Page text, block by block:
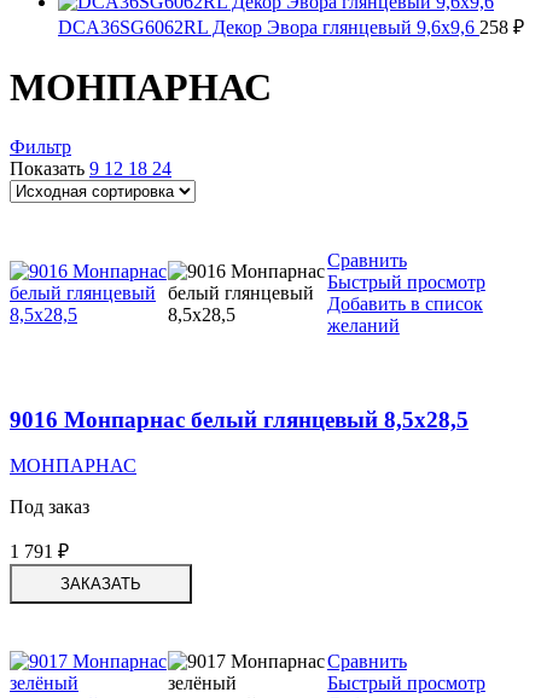
DCA36SG6062RL Декор Эвора глянцевый 9,6х9,6 258 ₽
МОНПАРНАС
Фильтр
Показать 9 12 18 24
Сравнить
Быстрый просмотр
Добавить в список
желаний
9016 Монпарнас белый глянцевый 8,5х28,5
МОНПАРНАС
Под заказ
1 791 ₽
ЗАКАЗАТЬ
Сравнить
Быстрый просмотр